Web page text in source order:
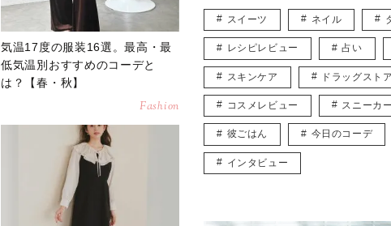
気温17度の服装16選。最高・最
低気温別おすすめのコーデと
は？【春・秋】
Fashion
スイーツ ネイル
レシピレビュー 占い
スキンケア ドラッグストア
コスメレビュー スニーカー
彼ごはん 今日のコーデ
インタビュー